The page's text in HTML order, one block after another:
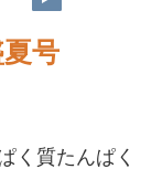
号
く質たんぱく